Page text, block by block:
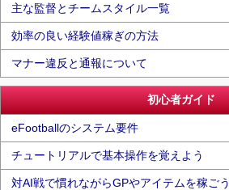
主な監督とチームスタイル一覧
効率の良い経験値稼ぎの方法
マナー違反と通報について
初心者ガイド
eFootballのシステム要件
チュートリアルで基本操作を覚えよう
対AI戦で慣れながらGPやアイテムを稼ごう